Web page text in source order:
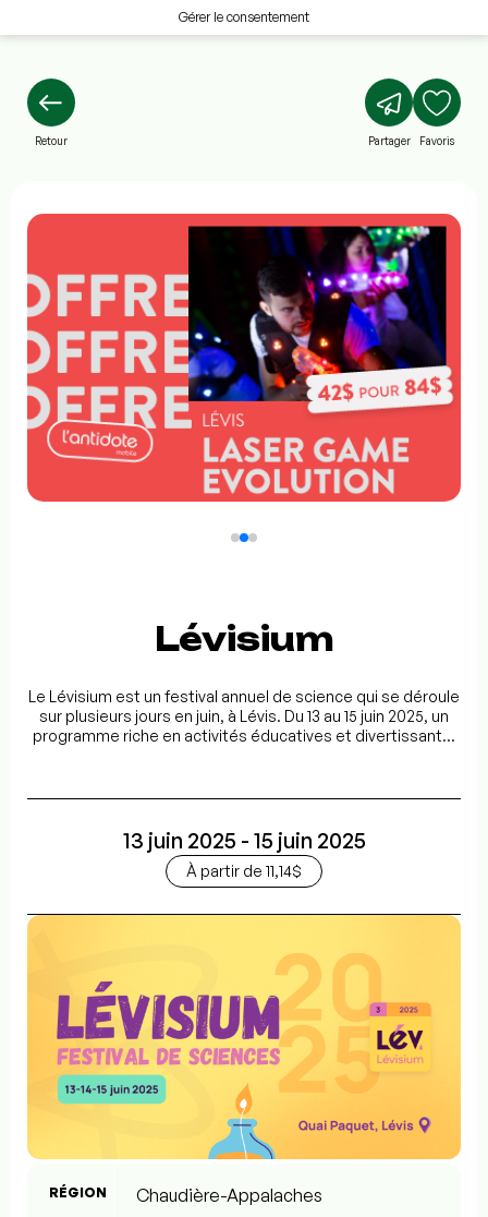
Gérer le consentement
Retour Partager Favoris
Lévisium
Le Lévisium est un festival annuel de science qui se déroule
sur plusieurs jours en juin, à Lévis. Du 13 au 15 juin 2025, un
programme riche en activités éducatives et divertissant...
13 juin 2025 - 15 juin 2025
À partir de 11,14$
RÉGION Chaudière-Appalaches